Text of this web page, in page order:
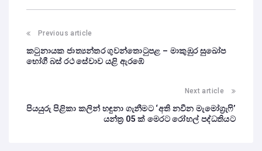
Previous article
කටුනායක ජාත්‍යන්තර ගුවන්තොටුපළ – මාකුඹුර සුඛෝප
භෝගී බස් රථ සේවාව යළි ඇරඹේ
Next article
පියයුරු පිළිකා කලින් හඳුනා ගැනීමට ‘අති නවීන මැමෝග්‍රැෆි’
යන්ත්‍ර 05 ක් මෙරට රෝහල් පද්ධතියට